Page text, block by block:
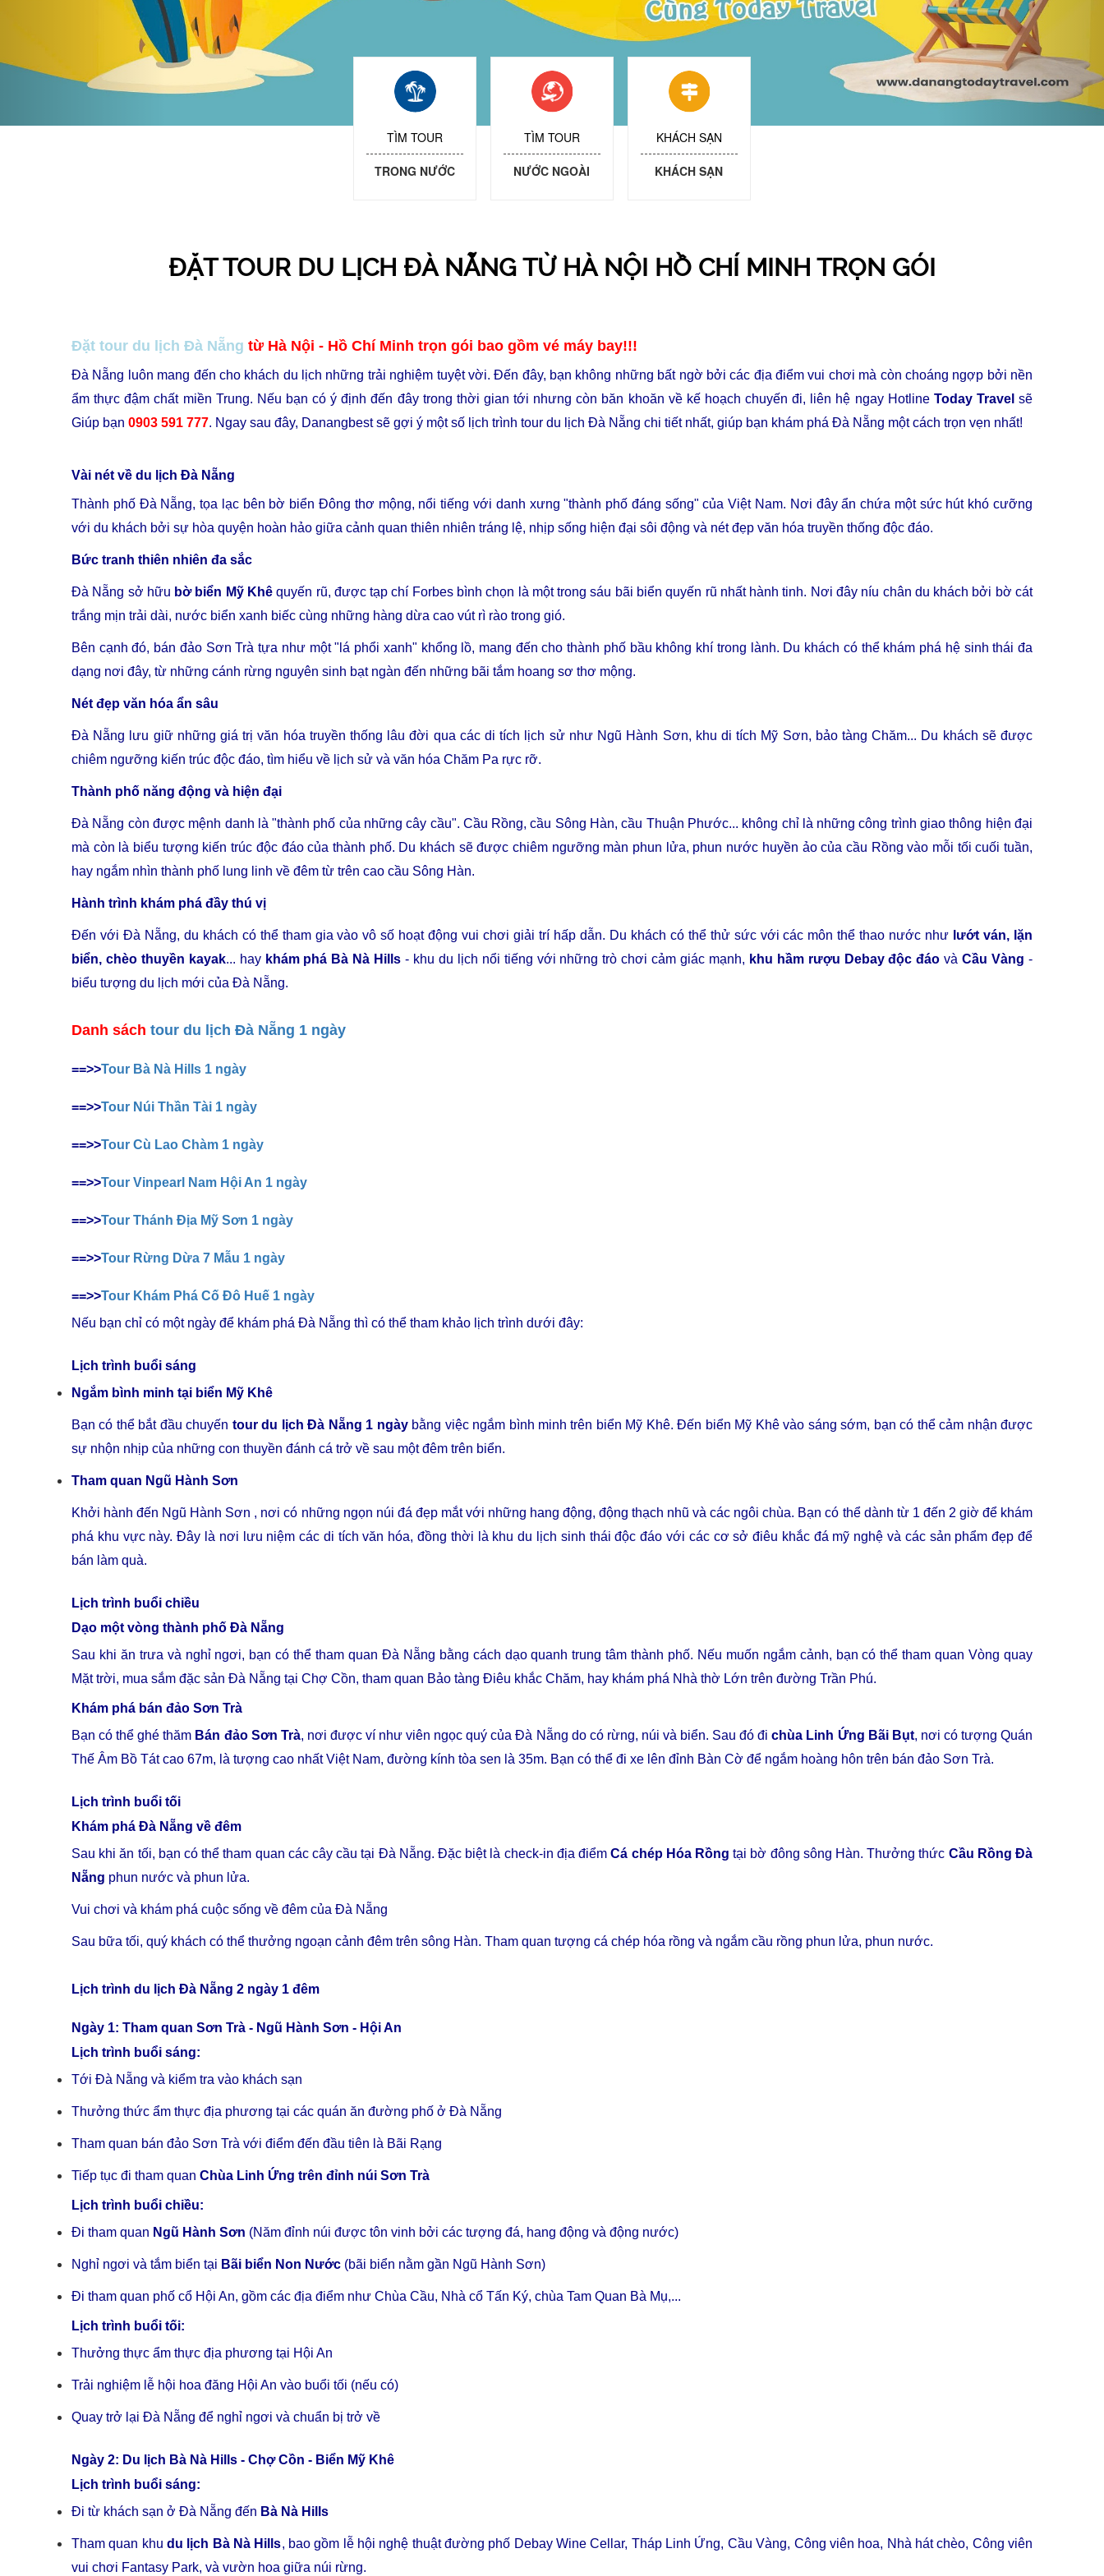
TÌM TOUR
TRONG NƯỚC
TÌM TOUR
NƯỚC NGOÀI
KHÁCH SẠN
KHÁCH SẠN
ĐẶT TOUR DU LỊCH ĐÀ NẴNG TỪ HÀ NỘI HỒ CHÍ MINH TRỌN GÓI
Đặt tour du lịch Đà Nẵng từ Hà Nội - Hồ Chí Minh trọn gói bao gồm vé máy bay!!!
Đà Nẵng luôn mang đến cho khách du lịch những trải nghiệm tuyệt vời. Đến đây, bạn không những bất ngờ bởi các địa điểm vui chơi mà còn choáng ngợp bởi nền
ẩm thực đậm chất miền Trung. Nếu bạn có ý định đến đây trong thời gian tới nhưng còn băn khoăn về kế hoạch chuyến đi, liên hệ ngay Hotline Today Travel sẽ
Giúp bạn 0903 591 777. Ngay sau đây, Danangbest sẽ gợi ý một số lịch trình tour du lịch Đà Nẵng chi tiết nhất, giúp bạn khám phá Đà Nẵng một cách trọn vẹn nhất!
Vài nét về du lịch Đà Nẵng
Thành phố Đà Nẵng, tọa lạc bên bờ biển Đông thơ mộng, nổi tiếng với danh xưng "thành phố đáng sống" của Việt Nam. Nơi đây ẩn chứa một sức hút khó cưỡng
với du khách bởi sự hòa quyện hoàn hảo giữa cảnh quan thiên nhiên tráng lệ, nhịp sống hiện đại sôi động và nét đẹp văn hóa truyền thống độc đáo.
Bức tranh thiên nhiên đa sắc
Đà Nẵng sở hữu bờ biển Mỹ Khê quyến rũ, được tạp chí Forbes bình chọn là một trong sáu bãi biển quyến rũ nhất hành tinh. Nơi đây níu chân du khách bởi bờ cát
trắng mịn trải dài, nước biển xanh biếc cùng những hàng dừa cao vút rì rào trong gió.
Bên cạnh đó, bán đảo Sơn Trà tựa như một "lá phổi xanh" khổng lồ, mang đến cho thành phố bầu không khí trong lành. Du khách có thể khám phá hệ sinh thái đa
dạng nơi đây, từ những cánh rừng nguyên sinh bạt ngàn đến những bãi tắm hoang sơ thơ mộng.
Nét đẹp văn hóa ẩn sâu
Đà Nẵng lưu giữ những giá trị văn hóa truyền thống lâu đời qua các di tích lịch sử như Ngũ Hành Sơn, khu di tích Mỹ Sơn, bảo tàng Chăm... Du khách sẽ được
chiêm ngưỡng kiến trúc độc đáo, tìm hiểu về lịch sử và văn hóa Chăm Pa rực rỡ.
Thành phố năng động và hiện đại
Đà Nẵng còn được mệnh danh là "thành phố của những cây cầu". Cầu Rồng, cầu Sông Hàn, cầu Thuận Phước... không chỉ là những công trình giao thông hiện đại
mà còn là biểu tượng kiến trúc độc đáo của thành phố. Du khách sẽ được chiêm ngưỡng màn phun lửa, phun nước huyền ảo của cầu Rồng vào mỗi tối cuối tuần,
hay ngắm nhìn thành phố lung linh về đêm từ trên cao cầu Sông Hàn.
Hành trình khám phá đầy thú vị
Đến với Đà Nẵng, du khách có thể tham gia vào vô số hoạt động vui chơi giải trí hấp dẫn. Du khách có thể thử sức với các môn thể thao nước như lướt ván, lặn
biển, chèo thuyền kayak... hay khám phá Bà Nà Hills - khu du lịch nổi tiếng với những trò chơi cảm giác mạnh, khu hầm rượu Debay độc đáo vàCầu Vàng -
biểu tượng du lịch mới của Đà Nẵng.
Danh sách tour du lịch Đà Nẵng 1 ngày
==>>Tour Bà Nà Hills 1 ngày
==>>Tour Núi Thần Tài 1 ngày
==>>Tour Cù Lao Chàm 1 ngày
==>>Tour Vinpearl Nam Hội An 1 ngày
==>>Tour Thánh Địa Mỹ Sơn 1 ngày
==>>Tour Rừng Dừa 7 Mẫu 1 ngày
==>>Tour Khám Phá Cố Đô Huế 1 ngày
Nếu bạn chỉ có một ngày để khám phá Đà Nẵng thì có thể tham khảo lịch trình dưới đây:
Lịch trình buổi sáng
Ngắm bình minh tại biển Mỹ Khê
Bạn có thể bắt đầu chuyến tour du lịch Đà Nẵng 1 ngàybằng việc ngắm bình minh trên biển Mỹ Khê. Đến biển Mỹ Khê vào sáng sớm, bạn có thể cảm nhận được
sự nhộn nhịp của những con thuyền đánh cá trở về sau một đêm trên biển.
Tham quan Ngũ Hành Sơn
Khởi hành đến Ngũ Hành Sơn , nơi có những ngọn núi đá đẹp mắt với những hang động, động thạch nhũ và các ngôi chùa. Bạn có thể dành từ 1 đến 2 giờ để khám
phá khu vực này. Đây là nơi lưu niệm các di tích văn hóa, đồng thời là khu du lịch sinh thái độc đáo với các cơ sở điêu khắc đá mỹ nghệ và các sản phẩm đẹp để
bán làm quà.
Lịch trình buổi chiều
Dạo một vòng thành phố Đà Nẵng
Sau khi ăn trưa và nghỉ ngơi, bạn có thể tham quan Đà Nẵng bằng cách dạo quanh trung tâm thành phố. Nếu muốn ngắm cảnh, bạn có thể tham quan Vòng quay
Mặt trời, mua sắm đặc sản Đà Nẵng tại Chợ Cồn, tham quan Bảo tàng Điêu khắc Chăm, hay khám phá Nhà thờ Lớn trên đường Trần Phú.
Khám phá bán đảo Sơn Trà
Bạn có thể ghé thăm Bán đảo Sơn Trà, nơi được ví như viên ngọc quý của Đà Nẵng do có rừng, núi và biển. Sau đó đichùa Linh Ứng Bãi Bụt, nơi có tượng Quán
Thế Âm Bồ Tát cao 67m, là tượng cao nhất Việt Nam, đường kính tòa sen là 35m. Bạn có thể đi xe lên đỉnh Bàn Cờ để ngắm hoàng hôn trên bán đảo Sơn Trà.
Lịch trình buổi tối
Khám phá Đà Nẵng về đêm
Sau khi ăn tối, bạn có thể tham quan các cây cầu tại Đà Nẵng. Đặc biệt là check-in địa điểmCá chép Hóa Rồng tại bờ đông sông Hàn. Thưởng thức Cầu Rồng Đà
Nẵng phun nước và phun lửa.
Vui chơi và khám phá cuộc sống về đêm của Đà Nẵng
Sau bữa tối, quý khách có thể thưởng ngoạn cảnh đêm trên sông Hàn. Tham quan tượng cá chép hóa rồng và ngắm cầu rồng phun lửa, phun nước.
Lịch trình du lịch Đà Nẵng 2 ngày 1 đêm
Ngày 1: Tham quan Sơn Trà - Ngũ Hành Sơn - Hội An
Lịch trình buổi sáng:
Tới Đà Nẵng và kiểm tra vào khách sạn
Thưởng thức ẩm thực địa phương tại các quán ăn đường phố ở Đà Nẵng
Tham quan bán đảo Sơn Trà với điểm đến đầu tiên là Bãi Rạng
Tiếp tục đi tham quan Chùa Linh Ứng trên đỉnh núi Sơn Trà
Lịch trình buổi chiều:
Đi tham quan Ngũ Hành Sơn (Năm đỉnh núi được tôn vinh bởi các tượng đá, hang động và động nước)
Nghỉ ngơi và tắm biển tại Bãi biển Non Nước (bãi biển nằm gần Ngũ Hành Sơn)
Đi tham quan phố cổ Hội An, gồm các địa điểm như Chùa Cầu, Nhà cổ Tấn Ký, chùa Tam Quan Bà Mụ,...
Lịch trình buổi tối:
Thưởng thực ẩm thực địa phương tại Hội An
Trải nghiệm lễ hội hoa đăng Hội An vào buổi tối (nếu có)
Quay trở lại Đà Nẵng để nghỉ ngơi và chuẩn bị trở về
Ngày 2: Du lịch Bà Nà Hills - Chợ Cồn - Biển Mỹ Khê
Lịch trình buổi sáng:
Đi từ khách sạn ở Đà Nẵng đến Bà Nà Hills
Tham quan khudu lịch Bà Nà Hills, bao gồm lễ hội nghệ thuật đường phố Debay Wine Cellar, Tháp Linh Ứng, Cầu Vàng, Công viên hoa, Nhà hát chèo, Công viên
vui chơi Fantasy Park, và vườn hoa giữa núi rừng.